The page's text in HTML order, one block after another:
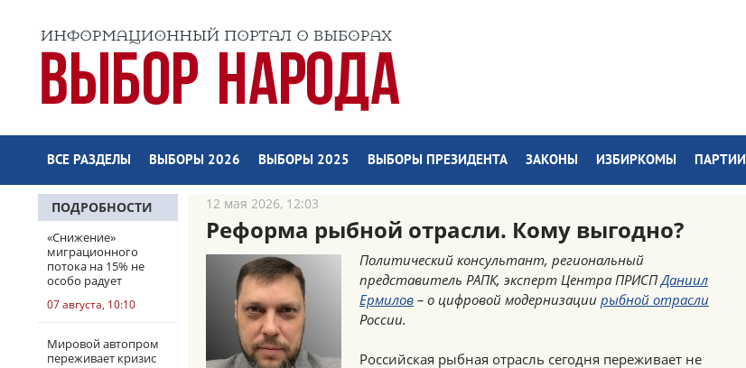
ВСЕ РАЗДЕЛЫ ВЫБОРЫ 2026 ВЫБОРЫ 2025 ВЫБОРЫ ПРЕЗИДЕНТА ЗАКОНЫ ИЗБИРКОМЫ ПАРТИИ
ПОДРОБНОСТИ
«Снижение»
миграционного
потока на 15% не
особо радует
07 августа, 10:10
Мировой автопром
переживает кризис
12 мая 2026, 12:03
Реформа рыбной отрасли. Кому выгодно?
Политический консультант, региональный
представитель РАПК, эксперт Центра ПРИСПДаниил
Ермилов – о цифровой модернизации рыбной отрасли
России.
Российская рыбная отрасль сегодня переживает не